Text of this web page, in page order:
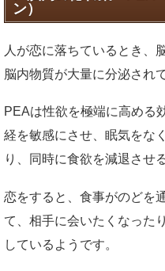
ン）
人が恋に落ちているとき、
脳内物質が大量に分泌され
PEAは性欲を極端に高める
経を敏感にさせ、眠気をな
り、同時に食欲を減退させ
恋をすると、食事がのどを
て、相手に会いたくなった
しているようです。